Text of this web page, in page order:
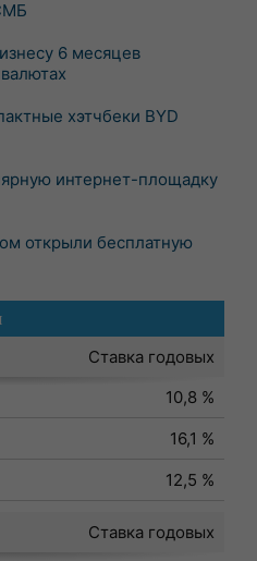
6 месяцев
хэтчбеки BYD
интернет-площадку
открыли бесплатную
Ставка годовых
10,8 %
16,1 %
12,5 %
Ставка годовых